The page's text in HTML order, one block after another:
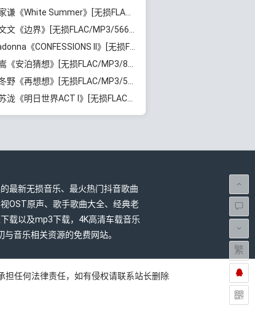
《White Summer》[无损FLAC/MP3/1.81GB]百度云网盘下载
《边界》[无损FLAC/MP3/566MB]百度云网盘下载
《CONFESSIONS II》[无损FLAC/MP3/1.15GB]百度云网盘下载
安泊猜想》[无损FLAC/MP3/801MB]百度云网盘下载
《再想想》[无损FLAC/MP3/513MB]百度云网盘下载
《明日世界ACT I》[无损FLAC/MP3/861MB]百度云网盘下载
最新无损音乐、最火热门抖音歌曲
OST原声、歌手歌曲大全、经典老
载以及mp3下载，4K高清车载音乐
与音乐相关资源的免费网站。
任何法律责任，如有侵权请联系站长删除
繁